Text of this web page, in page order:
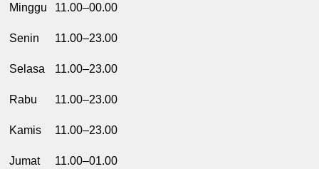
Minggu 11.00–00.00
Senin 11.00–23.00
Selasa 11.00–23.00
Rabu 11.00–23.00
Kamis 11.00–23.00
Jumat 11.00–01.00